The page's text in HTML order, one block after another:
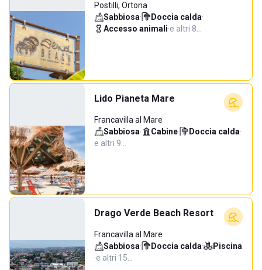
Postilli, Ortona
Sabbiosa· Doccia calda·
Accesso animali·e altri 8…
Lido Pianeta Mare
Francavilla al Mare
Sabbiosa· Cabine· Doccia calda·
e altri 9…
Drago Verde Beach Resort
Francavilla al Mare
Sabbiosa· Doccia calda·
Piscina
·e altri 15…